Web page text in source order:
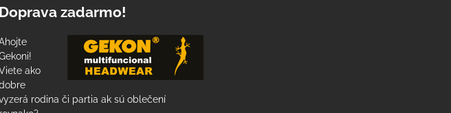
Doprava zadarmo!
ako
rodina či partia ak sú oblečení